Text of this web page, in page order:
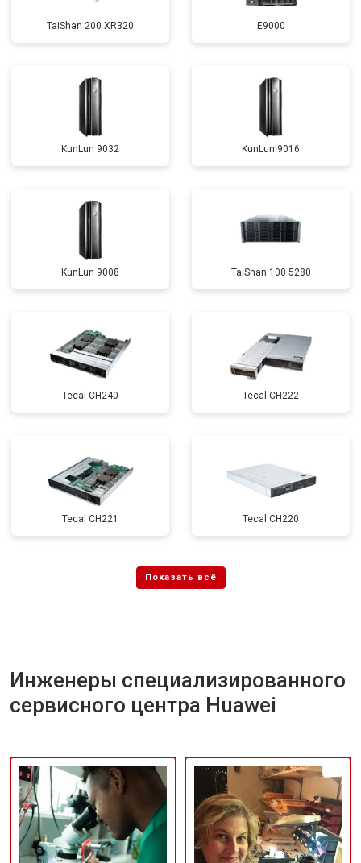
TaiShan 200 XR320 E9000
KunLun 9032 KunLun 9016
KunLun 9008 TaiShan 100 5280
Tecal CH240 Tecal CH222
Tecal CH221 Tecal CH220
Инженеры специализированного
сервисного центра Huawei